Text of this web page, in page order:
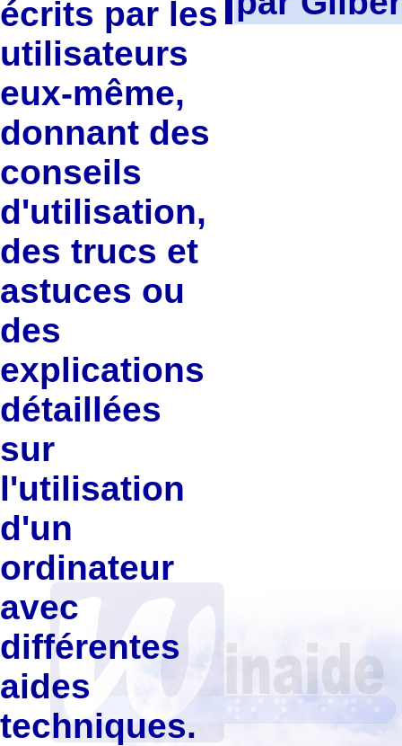
écrits par les
utilisateurs
eux-même,
donnant des
conseils
d'utilisation,
des trucs et
astuces ou
des
explications
détaillées
sur
l'utilisation
d'un
ordinateur
avec
différentes
aides
techniques.